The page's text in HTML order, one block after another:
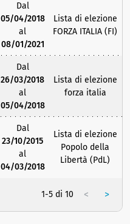
Dal
05/04/2018
al
08/01/2021
Lista di elezione
FORZA ITALIA (FI)
Dal
26/03/2018
al
05/04/2018
Lista di elezione
forza italia
Dal
23/10/2015
al
04/03/2018
Lista di elezione
Popolo della
Libertà (PdL)
1-5 di 10 < >